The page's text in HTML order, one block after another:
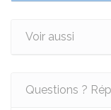
Voir aussi
Questions ?